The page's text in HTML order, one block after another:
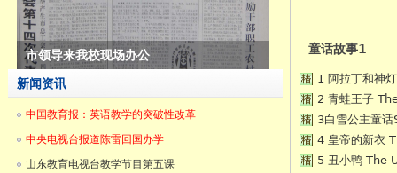
陈雷英语在京被称为"德州模式"
新闻资讯
中国教育报：英语教学的突破性改革
中央电视台报道陈雷回国办学
山东教育电视台教学节目第五课
童话故事1
1 阿拉丁和神
2 青蛙王子
3白雪公主童
4 皇帝的新衣
5 丑小鸭 The